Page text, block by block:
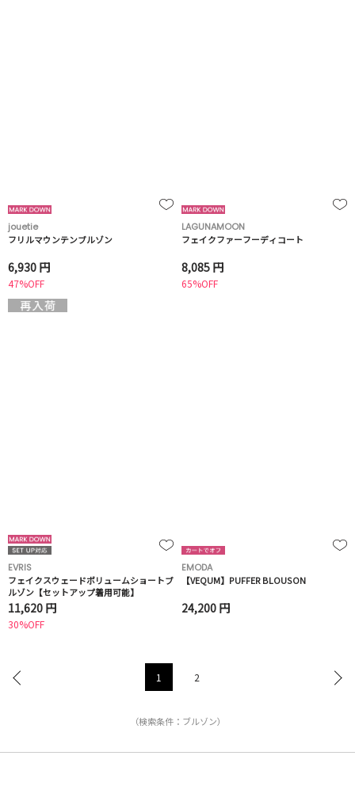
jouetie
フリルマウンテンブルゾン
6,930 円
47%OFF
LAGUNAMOON
フェイクファーフーディコート
8,085 円
65%OFF
EVRIS
フェイクスウェードボリュームショートブ
ルゾン【セットアップ着用可能】
11,620 円
30%OFF
EMODA
【VEQUM】PUFFER BLOUSON
24,200 円
1 2
（検索条件：ブルゾン）